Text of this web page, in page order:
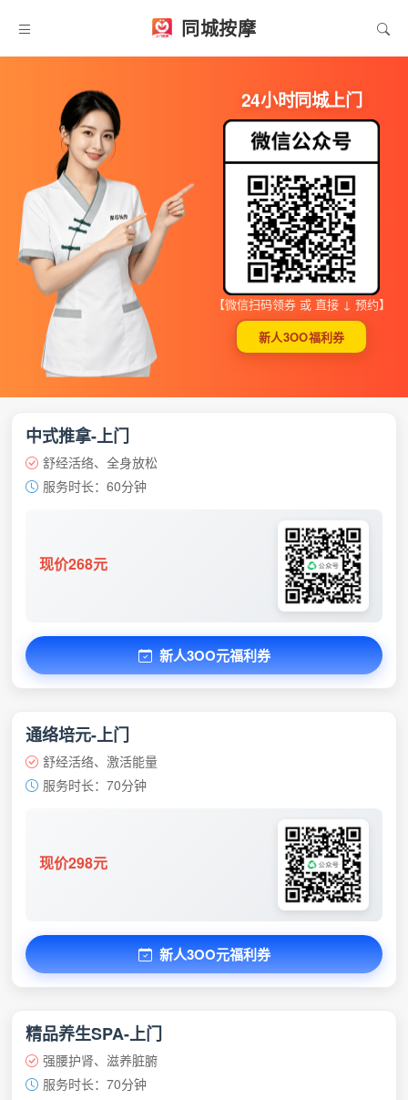
同城按摩
24小时同城上门
【微信扫码领券 或 直接 ↓ 预约】
新人3OO福利券
中式推拿-上门
舒经活络、全身放松
服务时长：60分钟
现价268元
新人3OO元福利券
通络培元-上门
舒经活络、激活能量
服务时长：70分钟
现价298元
新人3OO元福利券
精品养生SPA-上门
强腰护肾、滋养脏腑
服务时长：70分钟